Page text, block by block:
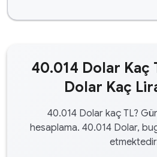
40.014 Dolar Kaç
Dolar Kaç
40.014 Dolar kaç TL?
hesaplama. 40.014 Dolar,